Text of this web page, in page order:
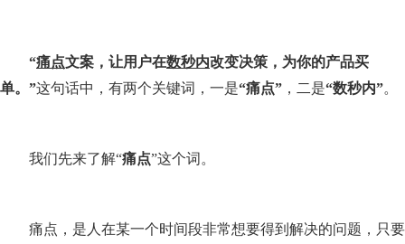
“痛点文案，让用户在数秒内改变决策，为你的产品买
单。”这句话中，有两个关键词，一是“痛点” ，二是“数秒内”。
我们先来了解“痛点”这个词。
痛点，是人在某一个时间段非常想要得到解决的问题，只要